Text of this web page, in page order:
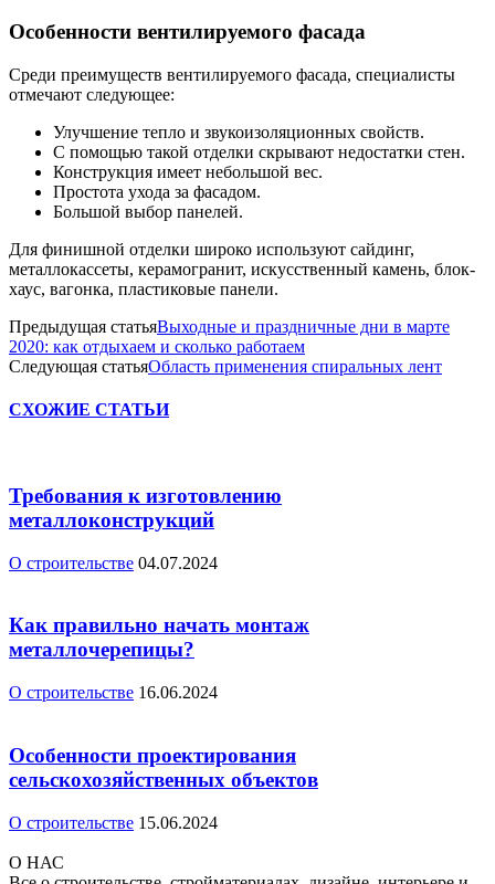
Особенности вентилируемого фасада
Среди преимуществ вентилируемого фасада, специалисты
отмечают следующее:
Улучшение тепло и звукоизоляционных свойств.
С помощью такой отделки скрывают недостатки стен.
Конструкция имеет небольшой вес.
Простота ухода за фасадом.
Большой выбор панелей.
Для финишной отделки широко используют сайдинг,
металлокассеты, керамогранит, искусственный камень, блок-
хаус, вагонка, пластиковые панели.
Предыдущая статьяВыходные и праздничные дни в марте
2020: как отдыхаем и сколько работаем
Следующая статьяОбласть применения спиральных лент
СХОЖИЕ СТАТЬИ
Требования к изготовлению
металлоконструкций
О строительстве 04.07.2024
Как правильно начать монтаж
металлочерепицы?
О строительстве 16.06.2024
Особенности проектирования
сельскохозяйственных объектов
О строительстве 15.06.2024
О НАС